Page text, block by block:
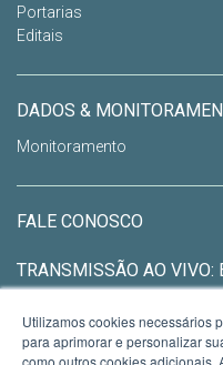
Portarias
Editais
DADOS &
Monitoramento
FALE CONOSCO
TRANSMISSÃO AO VIVO:
CEED - CONSELHO
Utilizamos cookies necessários
para aprimorar e personalizar
como outros cookies adicionais.